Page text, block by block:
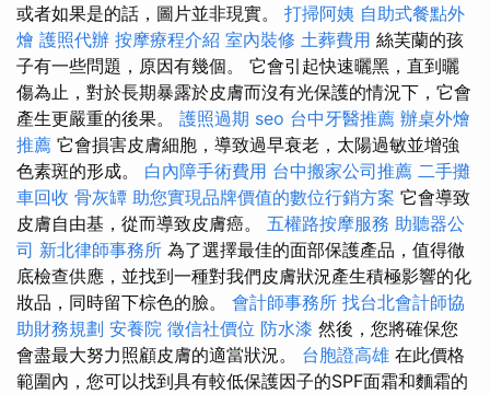
或者如果是的話，圖片並非現實。 打掃阿姨 自助式餐點外
燴 護照代辦 按摩療程介紹 室內裝修 土葬費用 絲芙蘭的孩
子有一些問題，原因有幾個。 它會引起快速曬黑，直到曬
傷為止，對於長期暴露於皮膚而沒有光保護的情況下，它會
產生更嚴重的後果。 護照過期 seo 台中牙醫推薦 辦桌外燴
推薦 它會損害皮膚細胞，導致過早衰老，太陽過敏並增強
色素斑的形成。 白內障手術費用 台中搬家公司推薦 二手攤
車回收 骨灰罈 助您實現品牌價值的數位行銷方案 它會導致
皮膚自由基，從而導致皮膚癌。 五權路按摩服務 助聽器公
司 新北律師事務所 為了選擇最佳的面部保護產品，值得徹
底檢查供應，並找到一種對我們皮膚狀況產生積極影響的化
妝品，同時留下棕色的臉。 會計師事務所 找台北會計師協
助財務規劃 安養院 徵信社價位 防水漆 然後，您將確保您
會盡最大努力照顧皮膚的適當狀況。 台胞證高雄 在此價格
範圍內，您可以找到具有較低保護因子的SPF面霜和麵霜的